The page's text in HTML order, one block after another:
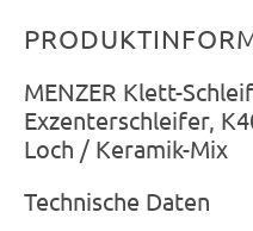
MENZER Klett-
Exzenterschleifer,
Loch / Keramik-Mix
Technische Daten